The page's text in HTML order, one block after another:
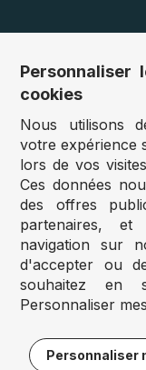
15,95€
Royaume
Vous
Personnaliser
cookies
Nous utilisons
votre expérience
lors de vos
Ces données
des offres
partenaires,
navigation sur
d'accepter ou
souhaitez en
Personnaliser
Personnaliser